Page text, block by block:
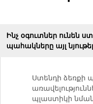
Ինչ օգուտներ ունեն
պահակները այլ
Ստենդի ձեռքի
պլաստիկի